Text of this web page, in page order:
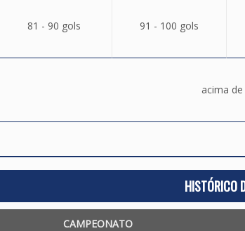
81 - 90 gols 91 - 100 gols
acima
HISTÓRICO
CAMPEONATO